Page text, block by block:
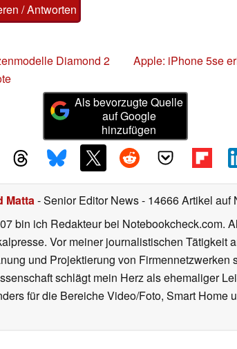
/ Antworten
Diamond 2
Apple: iPhone 5se
Als bevorzugte Quelle
auf Google
hinzufügen
Matta- Senior Editor News- 14666 Artikel auf
bin ich Redakteur bei Notebookcheck.com.
Vor meiner journalistischen Tätigkeit
und Projektierung von
schlägt mein Herz als ehemaliger
für die Bereiche Video/Foto, Smart Home